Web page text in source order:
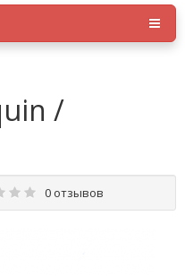
/
0 отзывов